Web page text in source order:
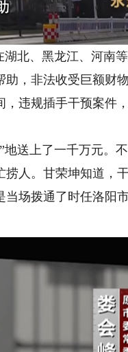
北、黑龙江、河南
，非法收受巨额财物
违规插手干预案件
送上了一千万元。
人。甘荣坤知道，
场拨通了时任洛阳